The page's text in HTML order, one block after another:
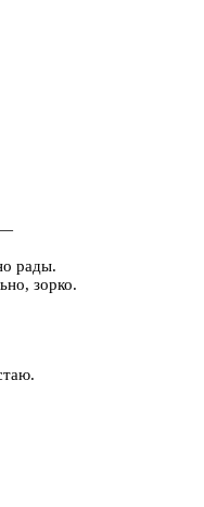
—
рады.
зорко.